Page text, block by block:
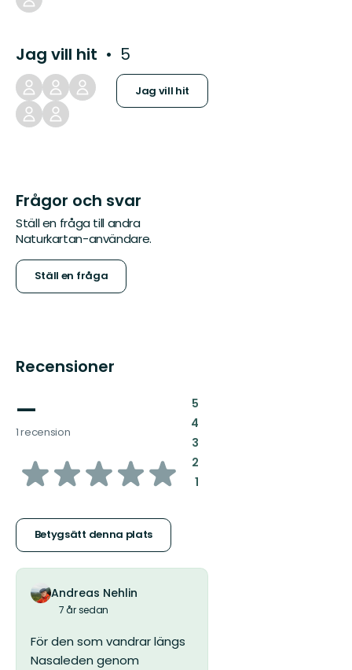
Jag vill hit 5
Jag vill hit
Frågor och svar
Ställ en fråga till andra
Naturkartan-användare.
Ställ en fråga
Recensioner
—
1 recension
av
stjärnor
Betygsätt denna plats
5:
4:
3:
2:
1:
Andreas Nehlin
7 år sedan
För den som vandrar längs
Nasaleden genom